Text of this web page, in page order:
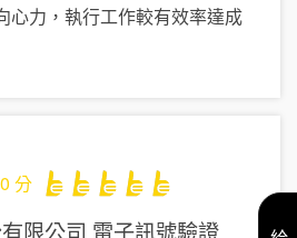
心力，執行工作較有效率達成
分
限公司 電子訊號驗證